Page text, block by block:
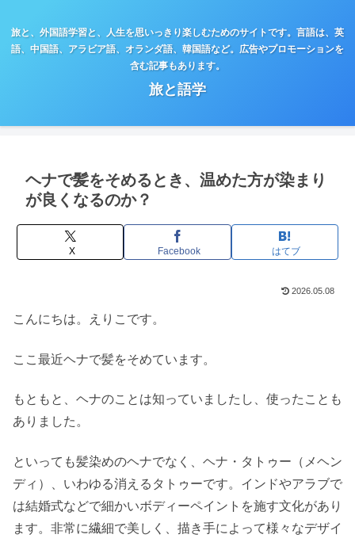
旅と、外国語学習と、人生を思いっきり楽しむためのサイトです。言語は、英
語、中国語、アラビア語、オランダ語、韓国語など。広告やプロモーションを
含む記事もあります。
旅と語学
ヘナで髪をそめるとき、温めた方が染まり
が良くなるのか？
X Facebook はてブ
2026.05.08
こんにちは。えりこです。
ここ最近ヘナで髪をそめています。
もともと、ヘナのことは知っていましたし、使ったことも
ありました。
といっても髪染めのヘナでなく、ヘナ・タトゥー（メヘン
ディ）、いわゆる消えるタトゥーです。インドやアラブで
は結婚式などで細かいボディーペイントを施す文化があり
ます。非常に繊細で美しく、描き手によって様々なデザイ